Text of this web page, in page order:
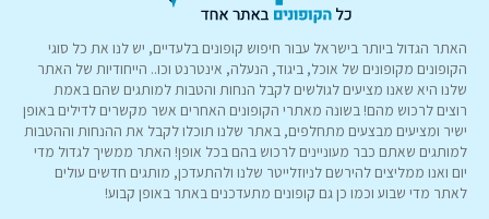
האתר הגדול ביותר בישראל עבור חיפוש קופונים בלעדיים, יש לנו את כל סוגי
הקופונים מקופונים של אוכל, ביגוד, הנעלה, אינטרנט וכו.. הייחודיות של האתר
שלנו היא שאנו מציעים לגולשים לקבל הנחות והטבות למותגים שהם באמת
רוצים לרכוש מהם! בשונה מאתרי הקופונים האחרים אשר מקשרים לדילים באופן
ישיר ומציעים מבצעים מתחלפים, באתר שלנו תוכלו לקבל את ההנחות וההטבות
למותגים שאתם כבר מעוניינים לרכוש בהם בכל אופן! האתר ממשיך לגדול מדי
יום ואנו ממליצים להירשם לניוזלייטר שלנו ולהתעדכן, מותגים חדשים עולים
לאתר מדי שבוע וכמו כן גם קופונים מתעדכנים באתר באופן קבוע!